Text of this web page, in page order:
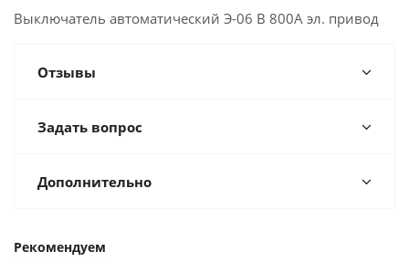
Выключатель автоматический Э-06 В 800А эл. привод
Отзывы
Задать вопрос
Дополнительно
Рекомендуем